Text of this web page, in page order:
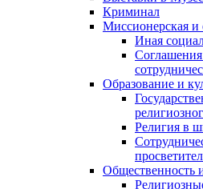
Криминал
Миссионерская и
Иная
Образование и
Религия в